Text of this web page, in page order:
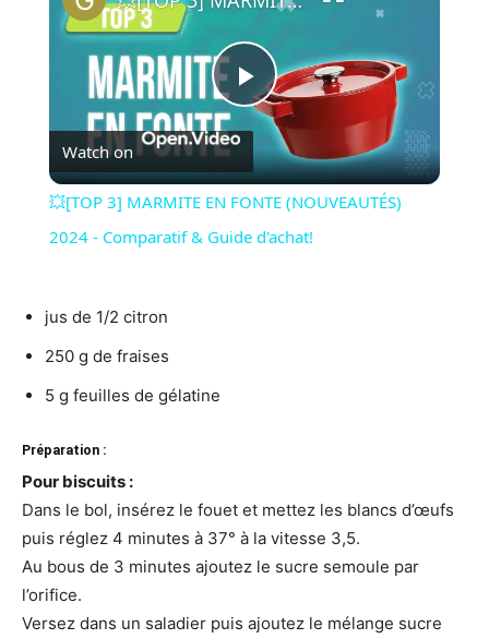
Play
Video
Watch on
💥[TOP 3] MARMITE EN FONTE (NOUVEAUTÉS)
2024 - Comparatif & Guide d'achat!
jus de 1/2 citron
250 g de fraises
5 g feuilles de gélatine
Préparation :
Pour biscuits :
Dans le bol, insérez le fouet et mettez les blancs d’œufs
puis réglez 4 minutes à 37° à la vitesse 3,5.
Au bous de 3 minutes ajoutez le sucre semoule par
l’orifice.
Versez dans un saladier puis ajoutez le mélange sucre